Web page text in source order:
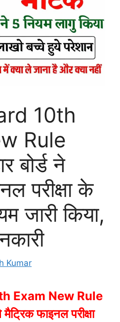
10th
Rule
बोर्ड ने
परीक्षा के
जारी किया,
Kumar
Exam New Rule
फाइनल परीक्षा